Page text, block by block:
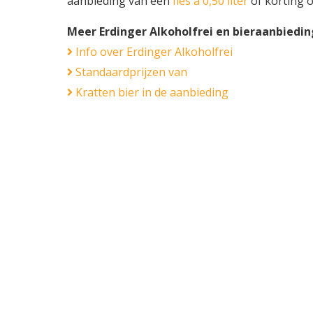
Meer Erdinger Alkoholfrei en
Info over Erdinger Alkoholfrei
Standaardprijzen van
Kratten bier in de aanbieding